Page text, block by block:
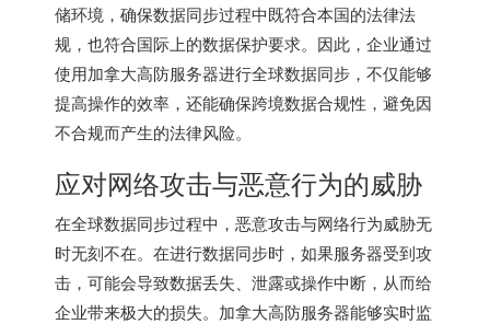
储环境，确保数据同步过程中既符合本国的法律法
规，也符合国际上的数据保护要求。因此，企业通过
使用加拿大高防服务器进行全球数据同步，不仅能够
提高操作的效率，还能确保跨境数据合规性，避免因
不合规而产生的法律风险。
应对网络攻击与恶意行为的威胁
在全球数据同步过程中，恶意攻击与网络行为威胁无
时无刻不在。在进行数据同步时，如果服务器受到攻
击，可能会导致数据丢失、泄露或操作中断，从而给
企业带来极大的损失。加拿大高防服务器能够实时监